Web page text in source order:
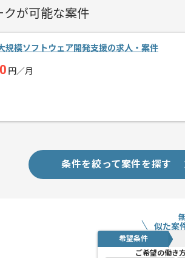
募集人数
コ
クが可能な案件
規模ソフトウェア開発支援の求人・案件
円／月
条件を絞って案件を探す
似た案
希望条件
ご希望の働き